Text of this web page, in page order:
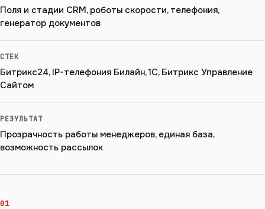
Поля и стадии CRM, роботы скорости, телефония,
генератор документов
СТЕК
Битрикс24, IP-телефония Билайн, 1С, Битрикс Управление
Сайтом
РЕЗУЛЬТАТ
Прозрачность работы менеджеров, единая база,
возможность рассылок
01